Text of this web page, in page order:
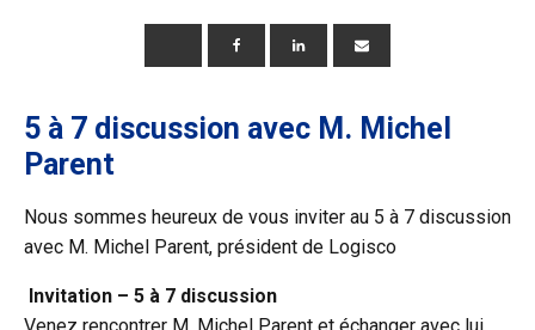
5 à 7 discussion avec M. Michel
Parent
Nous sommes heureux de vous inviter au 5 à 7 discussion
avec M. Michel Parent, président de Logisco
Invitation – 5 à 7 discussion